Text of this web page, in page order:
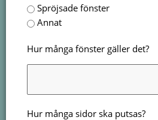
Spröjsade fönster
Annat
Hur många fönster gäller det?
Hur många sidor ska putsas?